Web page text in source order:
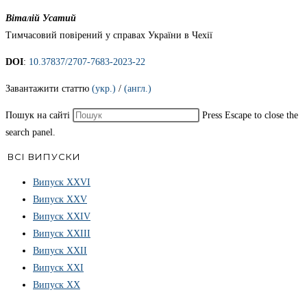
Віталій Усатий
Тимчасовий повірений у справах України в Чехії
DOI: 10.37837/2707-7683-2023-22
Завантажити статтю (укр.) / (англ.)
Пошук на сайті
Press Escape to close the
search panel.
ВСІ ВИПУСКИ
Випуск ХХVІ
Випуск XXV
Випуск XXIV
Випуск XXIII
Випуск XXII
Випуск XXI
Випуск XX